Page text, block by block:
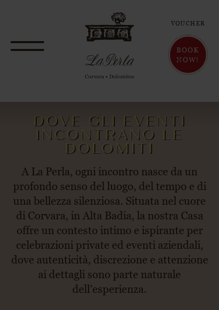
VOUCHER
BOOK
NOW!
DOVE GLI EVENTI
INCONTRANO LE
DOLOMITI
A La Perla, ogni incontro nasce da un
profondo senso del luogo, del tempo e di
una bellezza silenziosa. Situata nel cuore
di Corvara, in Alta Badia, la nostra Casa
offre un contesto intimo e ispirante per
celebrazioni private ed eventi aziendali,
dove autenticità, discrezione e attenzione
ai dettagli sono parte naturale
dell’esperienza.